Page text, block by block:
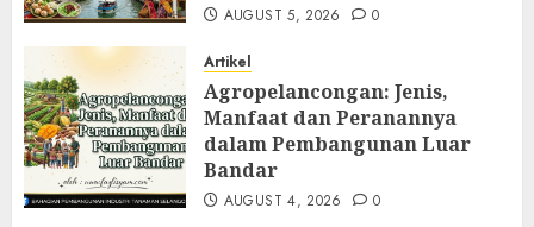
AUGUST 5, 2026 0
Artikel
Agropelancongan: Jenis,
Manfaat dan Peranannya
dalam Pembangunan Luar
Bandar
AUGUST 4, 2026 0